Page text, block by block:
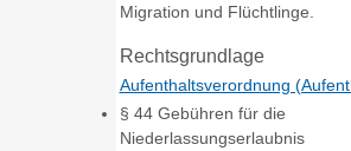
Migration und Flüchtlinge.
Rechtsgrundlage
Aufenthaltsverordnung
§ 44Gebühren für die
Niederlassungserlaubnis